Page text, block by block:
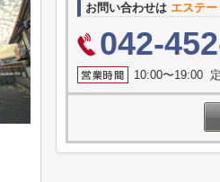
お問い合わせは エステ
042-
10:00〜19:00